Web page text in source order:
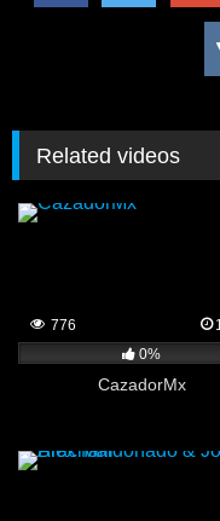
Related videos
776
0%
CazadorMx